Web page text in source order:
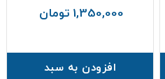
1,350,000 تومان
افزودن به سبد